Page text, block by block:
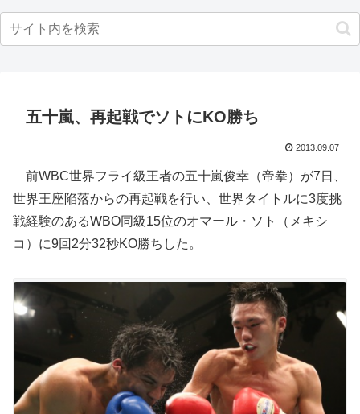
五十嵐、再起戦でソトにKO勝ち
2013.09.07
前WBC世界フライ級王者の五十嵐俊幸（帝拳）が7日、
世界王座陥落からの再起戦を行い、世界タイトルに3度挑
戦経験のあるWBO同級15位のオマール・ソト（メキシ
コ）に9回2分32秒KO勝ちした。